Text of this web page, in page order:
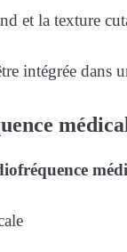
et la texture
intégrée dans